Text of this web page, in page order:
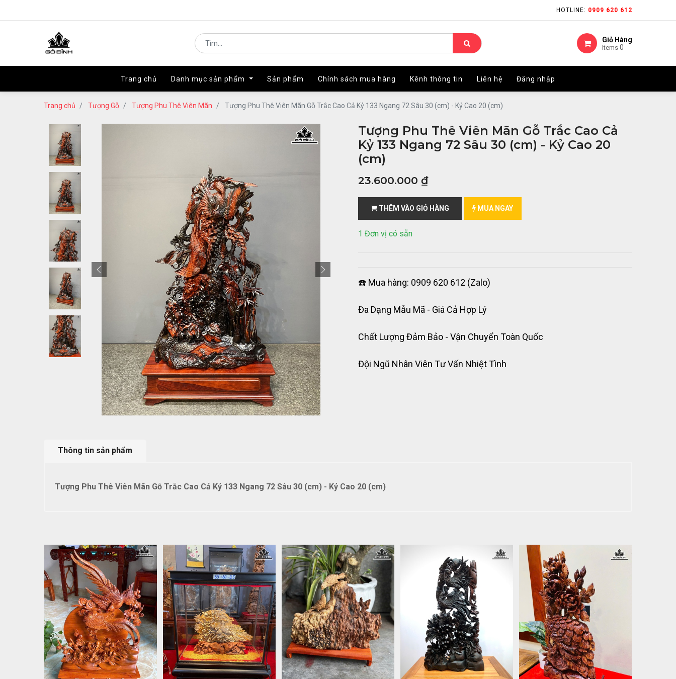
HOTLINE: 0909 620 612
Giỏ Hàng
Items 0
Trang chủ Danh mục sản phẩm Sản phẩm Chính sách mua hàng Kênh thông tin Liên hệ Đăng nhập
HOTLINE: 0909 620 612
Giỏ Hàng
Items 0
Trang chủ Danh mục sản phẩm Sản phẩm Chính sách mua hàng Kênh thông tin Liên hệ Đăng nhập
Trang chủ Tượng Gỗ Tượng Phu Thê Viên Mãn Tượng Phu Thê Viên Mãn Gỗ Trắc Cao Cả Kỷ 133 Ngang 72 Sâu 30 (cm) - Kỷ Cao 20 (cm)
Tượng Phu Thê Viên Mãn Gỗ Trắc Cao Cả
Kỷ 133 Ngang 72 Sâu 30 (cm) - Kỷ Cao 20
(cm)
23.600.000 ₫
THÊM VÀO GIỎ HÀNG MUA NGAY
1 Đơn vị có sẵn
☎️ Mua hàng: 0909 620 612 (Zalo)
Đa Dạng Mẫu Mã - Giá Cả Hợp Lý
Chất Lượng Đảm Bảo - Vận Chuyển Toàn Quốc
Đội Ngũ Nhân Viên Tư Vấn Nhiệt Tình
Thông tin sản phẩm
Tượng Phu Thê Viên Mãn Gỗ Trắc Cao Cả Kỷ 133 Ngang 72 Sâu 30 (cm) - Kỷ Cao 20 (cm)